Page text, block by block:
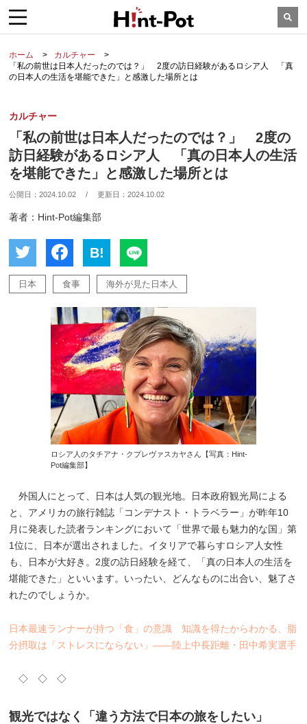
ホーム
カルチャー
「私の前世は日本人だったのでは？」 2度の訪日経験があるロシア人 「真
の日本人の生活を堪能できた」と感激した場所とは
カルチャー
「私の前世は日本人だったのでは？」 2度の
訪日経験があるロシア人 「真の日本人の生活
を堪能できた」と感激した場所とは
公開日：2024.10.02 / 更新日：2024.10.02
著者：Hint-Pot編集部
B!
日本 食事 海外が見た日本人
ロシア人のタチアナ・クプレヴァスカヤさん【写真：Hint-
Pot編集部】
外国人にとって、日本は人気の観光地。日本政府観光局による
と、アメリカの旅行雑誌「コンデナスト・トラベラー」が昨年10
月に発表した読者ランキングにおいて「世界で最も魅力的な国」第
1位に、日本が選出されました。イタリアで暮らすロシア人女性
も、日本が大好き。2度の訪日経験を経て、「真の日本人の生活を
堪能できた」といいます。いったい、どんなものに出合い、魅了さ
れたのでしょうか。
日本最速ランナーが持つ「食」の意識 知識を得たからわかる、脂
分摂取は「ストレスにならない」――陸上中長距離・田中希実選手
◇ ◇ ◇
観光ではなく「違う方法で日本の旅をしたい」